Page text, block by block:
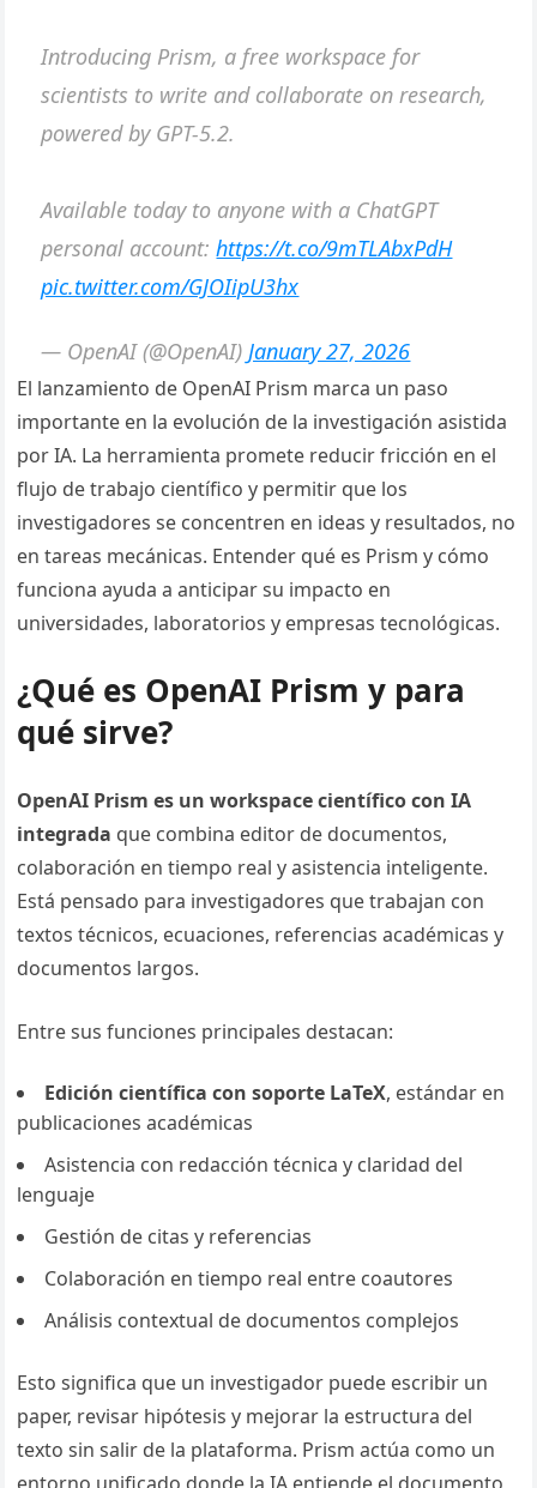
Introducing Prism, a free workspace for
scientists to write and collaborate on research,
powered by GPT-5.2.
Available today to anyone with a ChatGPT
personal account:https://t.co/9mTLAbxPdH
pic.twitter.com/GJOIipU3hx
— OpenAI (@OpenAI)January 27, 2026
El lanzamiento de OpenAI Prism marca un paso
importante en la evolución de la investigación asistida
por IA. La herramienta promete reducir fricción en el
flujo de trabajo científico y permitir que los
investigadores se concentren en ideas y resultados, no
en tareas mecánicas. Entender qué es Prism y cómo
funciona ayuda a anticipar su impacto en
universidades, laboratorios y empresas tecnológicas.
¿Qué es OpenAI Prism y para
qué sirve?
OpenAI Prism es un workspace científico con IA
integrada que combina editor de documentos,
colaboración en tiempo real y asistencia inteligente.
Está pensado para investigadores que trabajan con
textos técnicos, ecuaciones, referencias académicas y
documentos largos.
Entre sus funciones principales destacan:
Edición científica con soporte LaTeX, estándar en
publicaciones académicas
Asistencia con redacción técnica y claridad del
lenguaje
Gestión de citas y referencias
Colaboración en tiempo real entre coautores
Análisis contextual de documentos complejos
Esto significa que un investigador puede escribir un
paper, revisar hipótesis y mejorar la estructura del
texto sin salir de la plataforma. Prism actúa como un